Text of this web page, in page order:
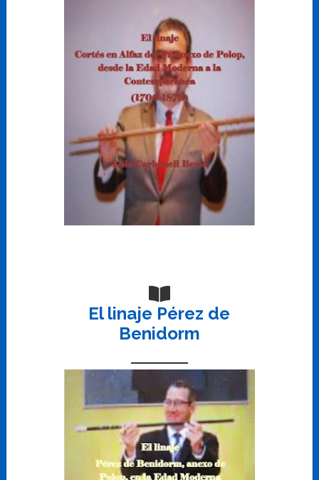
El linaje Pérez de
Benidorm